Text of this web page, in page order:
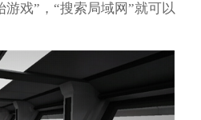
戏”，“搜索局域网”就可以